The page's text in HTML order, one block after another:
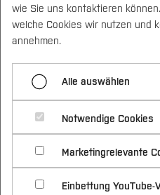
Campus Personen
Studium
Studienangebote
Masterstudiengänge
Vor dem Studium
Bewerben &
Bewerbungsportal
Im Studium
Studienbüros und
Nach dem
Forschung &
Profil
Forschungs- und
Schwerpunkte (FuT)
Beratung &
Nachhaltigkeit
Nachhaltigkeit
International
Menü
Aktuelles
Studieren im Fachbereich
Forschung und
Fachgebiete
Studieren und die Welt
wie Sie uns kontaktieren
welche Cookies wir nutzen und
annehmen.
Alle auswählen
Notwendige Cookies
Marketingrelevante
Einbettung YouTube-